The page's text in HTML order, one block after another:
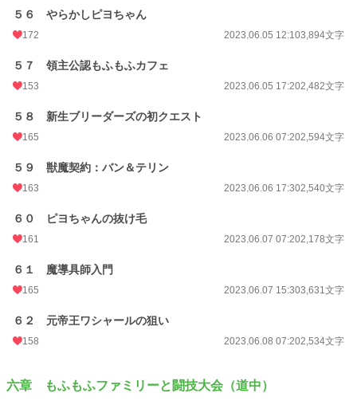
５６ やらかしピヨちゃん
172 2023.06.05 12:103,894文字
５７ 領主公認もふもふカフェ
153 2023.06.05 17:202,482文字
５８ 新生ブリーダーズの初クエスト
165 2023.06.06 07:202,594文字
５９ 獣魔契約：バン＆テリン
163 2023.06.06 17:302,540文字
６０ ピヨちゃんの抜け毛
161 2023.06.07 07:202,178文字
６１ 魔導具師入門
165 2023.06.07 15:303,631文字
６２ 元帝王ワシャールの狙い
158 2023.06.08 07:202,534文字
六章 もふもふファミリーと闘技大会（道中）